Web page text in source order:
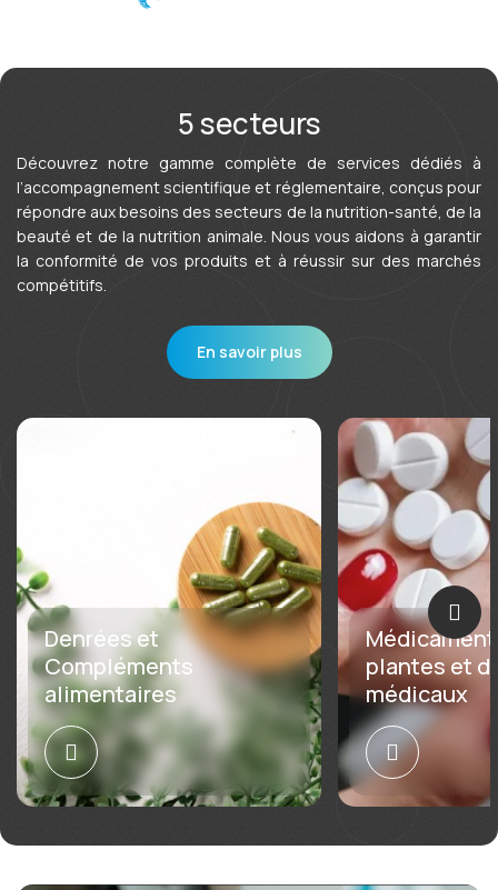
5 secteurs
Découvrez notre gamme complète de services dédiés à
l’accompagnement scientifique et réglementaire, conçus pour
répondre aux besoins des secteurs de la nutrition-santé, de la
beauté et de la nutrition animale. Nous vous aidons à garantir
la conformité de vos produits et à réussir sur des marchés
compétitifs.
En savoir plus
Denrées et
Compléments
alimentaires
plantes et
médicaux